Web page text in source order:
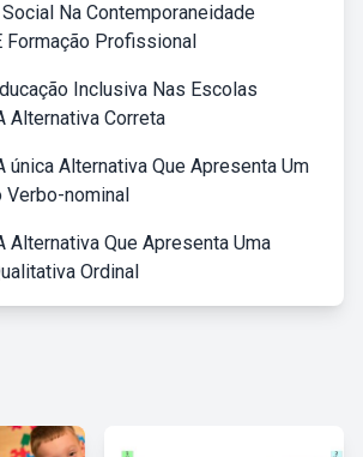
Na Contemporaneidade
Formação Profissional
Inclusiva Nas Escolas
Alternativa Correta
única Alternativa Que Apresenta Um
Verbo-nominal
Alternativa Que Apresenta Uma
Ordinal